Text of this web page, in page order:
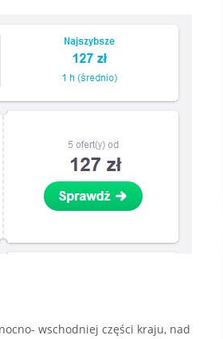
wschodniej części kraju, nad